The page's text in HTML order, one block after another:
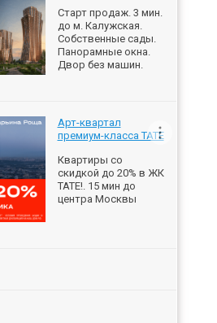
Старт продаж. 3 мин.
до м. Калужская.
Собственные сады.
Панорамные окна.
Двор без машин.
Арт-квартал
премиум-класса ТАТЕ
Квартиры со
скидкой до 20% в ЖК
ТАТЕ!. 15 мин до
центра Москвы